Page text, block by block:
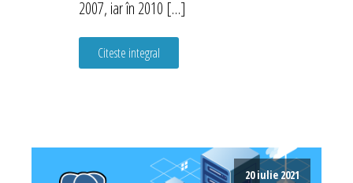
2007, iar în 2010 […]
Citeste integral
20 iulie 2021